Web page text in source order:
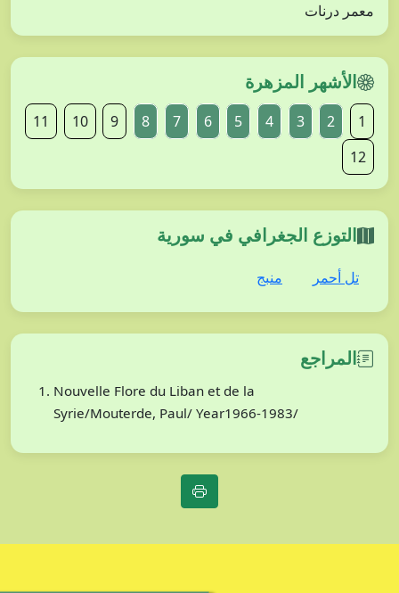
معمر درنات
الأشهر المزهرة
1
2
3
4
5
6
7
8
9
10
11
12
التوزع الجغرافي في سورية
تل أحمر منبج
المراجع
Nouvelle Flore du Liban et de la
Syrie/Mouterde, Paul/ Year1966-1983/